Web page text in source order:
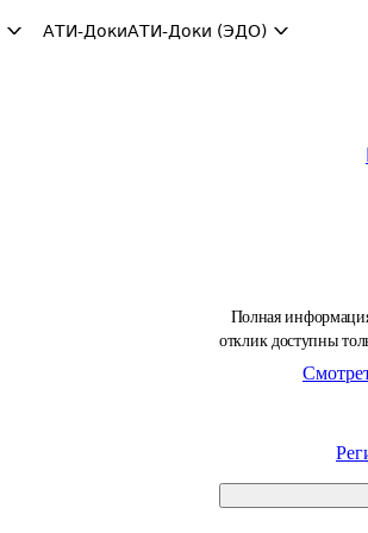
АТИ-ДокиАТИ-Доки (ЭДО)
Полная
отклик доступны